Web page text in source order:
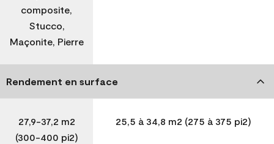
composite,
Stucco,
Maçonite, Pierre
Rendement en surface
27,9-37,2 m2
(300-400 pi2)
25,5 à 34,8 m2 (275 à 375 pi2)